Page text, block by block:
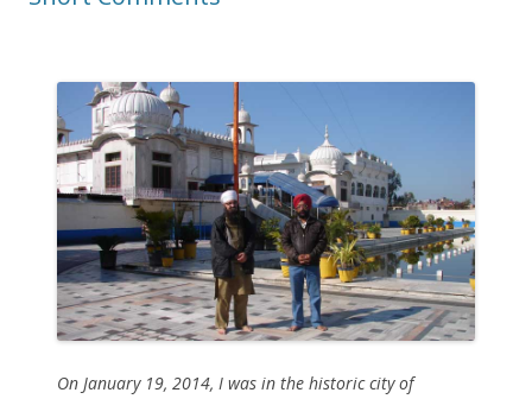
On January 19, 2014, I was in the historic city of